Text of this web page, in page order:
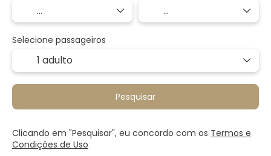
Selecione passageiros
1 adulto
Pesquisar
Clicando em "Pesquisar", eu concordo com os Termos e
Condições de Uso